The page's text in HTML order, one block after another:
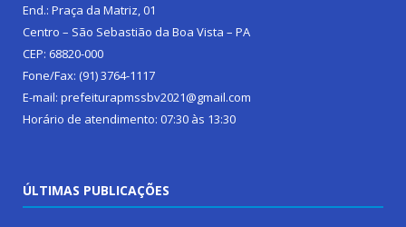
End.: Praça da Matriz, 01
Centro – São Sebastião da Boa Vista – PA
CEP: 68820-000
Fone/Fax: (91) 3764-1117
E-mail: prefeiturapmssbv2021@gmail.com
Horário de atendimento: 07:30 às 13:30
ÚLTIMAS PUBLICAÇÕES